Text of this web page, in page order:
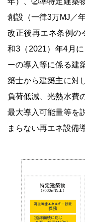
創設（一律3万MJ／
改正後再エネ条例の
和3（2021）年4月
ーの導入等に係る建
築士から建築主に対
負荷低減、光熱水費
最大導入可能量等を
まらない再エネ設備